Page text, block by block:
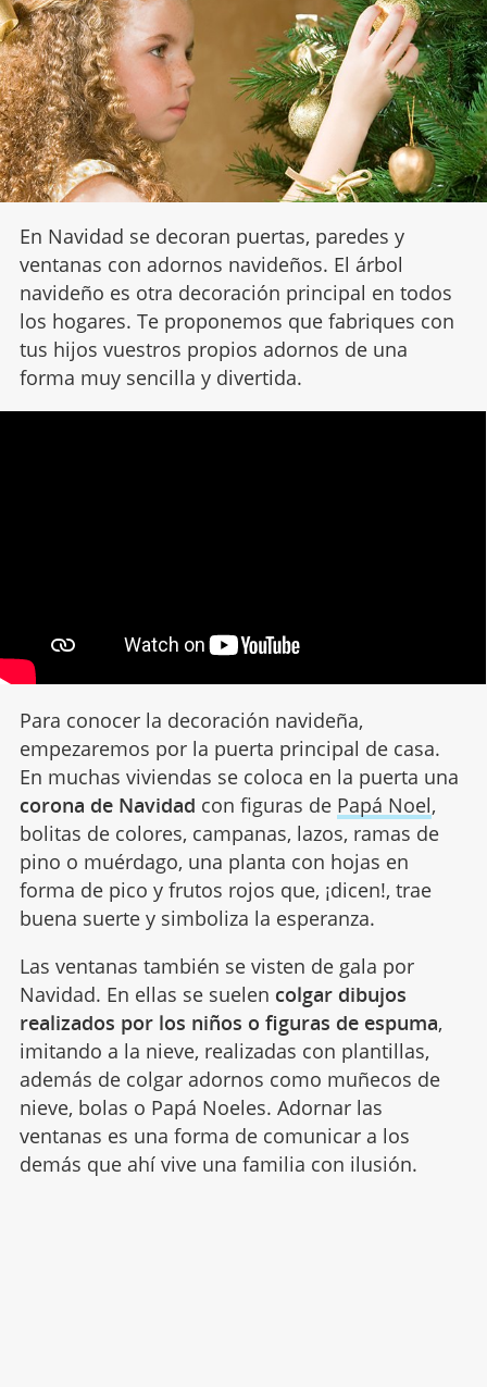
En Navidad se decoran puertas, paredes y
ventanas con adornos navideños. El árbol
navideño es otra decoración principal en todos
los hogares. Te proponemos que fabriques con
tus hijos vuestros propios adornos de una
forma muy sencilla y divertida.
Para conocer la decoración navideña,
empezaremos por la puerta principal de casa.
En muchas viviendas se coloca en la puerta una
corona de Navidad con figuras de Papá Noel,
bolitas de colores, campanas, lazos, ramas de
pino o muérdago, una planta con hojas en
forma de pico y frutos rojos que, ¡dicen!, trae
buena suerte y simboliza la esperanza.
Las ventanas también se visten de gala por
Navidad. En ellas se suelen colgar dibujos
realizados por los niños o figuras de espuma,
imitando a la nieve, realizadas con plantillas,
además de colgar adornos como muñecos de
nieve, bolas o Papá Noeles. Adornar las
ventanas es una forma de comunicar a los
demás que ahí vive una familia con ilusión.